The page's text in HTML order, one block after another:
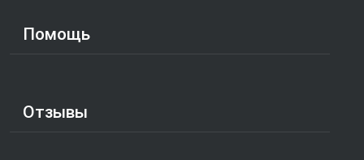
Помощь
Отзывы